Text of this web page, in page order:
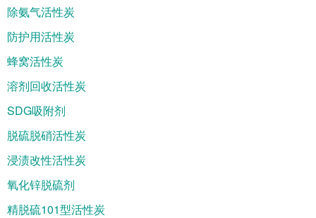
除氨气活性炭
防护用活性炭
蜂窝活性炭
溶剂回收活性炭
SDG吸附剂
脱硫脱硝活性炭
浸渍改性活性炭
氧化锌脱硫剂
精脱硫101型活性炭